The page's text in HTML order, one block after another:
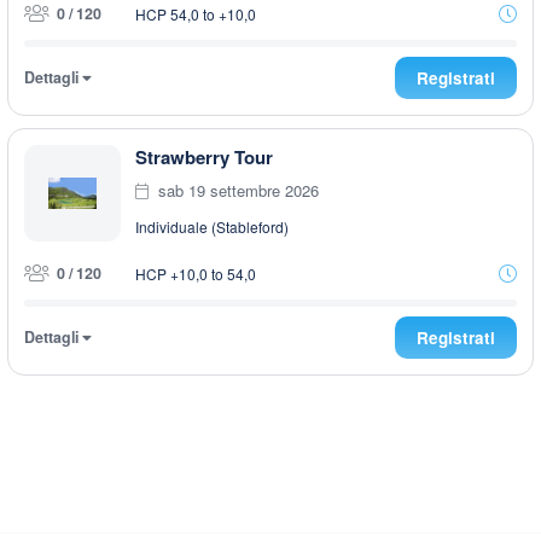
0 / 120 HCP 54,0 to +10,0
Dettagli Registrati
Strawberry Tour
sab 19 settembre 2026
Individuale (Stableford)
0 / 120 HCP +10,0 to 54,0
Dettagli Registrati